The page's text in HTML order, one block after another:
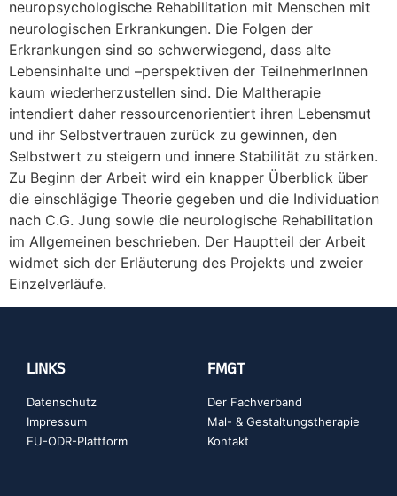
neuropsychologische Rehabilitation mit Menschen mit
neurologischen Erkrankungen. Die Folgen der
Erkrankungen sind so schwerwiegend, dass alte
Lebensinhalte und –perspektiven der TeilnehmerInnen
kaum wiederherzustellen sind. Die Maltherapie
intendiert daher ressourcenorientiert ihren Lebensmut
und ihr Selbstvertrauen zurück zu gewinnen, den
Selbstwert zu steigern und innere Stabilität zu stärken.
Zu Beginn der Arbeit wird ein knapper Überblick über
die einschlägige Theorie gegeben und die Individuation
nach C.G. Jung sowie die neurologische Rehabilitation
im Allgemeinen beschrieben. Der Hauptteil der Arbeit
widmet sich der Erläuterung des Projekts und zweier
Einzelverläufe.
LINKS
Datenschutz
Impressum
EU-ODR-Plattform
FMGT
Der Fachverband
Mal- & Gestaltungstherapie
Kontakt